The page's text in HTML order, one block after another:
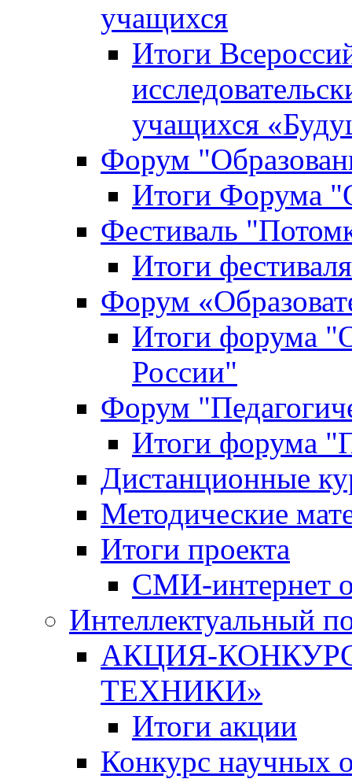
учащихся
Итоги
учащихся
Форум
Итоги Форума
Фестиваль
Итоги
Форум
Итоги форума
России"
Форум
Итоги форума
Дистанционные
Методические
Итоги проекта
СМИ-интернет
Интеллектуальный
АКЦИЯ-
ТЕХНИКИ»
Итоги акции
Конкурс научных